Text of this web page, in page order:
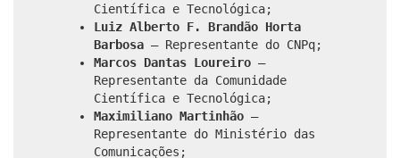
Científica e Tecnológica;
Luiz Alberto F. Brandão Horta
Barbosa – Representante do CNPq;
Marcos Dantas Loureiro –
Representante da Comunidade
Científica e Tecnológica;
Maximiliano Martinhão –
Representante do Ministério das
Comunicações;